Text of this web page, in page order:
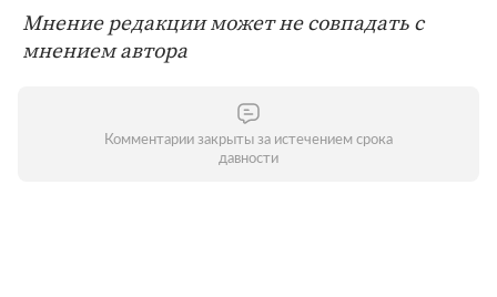
Мнение редакции может не совпадать с
мнением автора
Комментарии закрыты за истечением срока
давности